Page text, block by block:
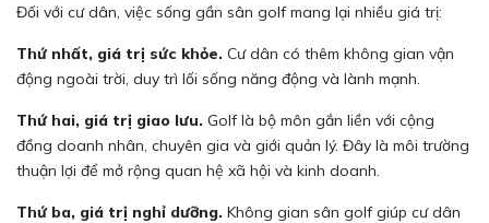
Đối với cư dân, việc sống gần sân golf mang lại nhiều giá trị:
Thứ nhất, giá trị sức khỏe. Cư dân có thêm không gian vận
động ngoài trời, duy trì lối sống năng động và lành mạnh.
Thứ hai, giá trị giao lưu. Golf là bộ môn gắn liền với cộng
đồng doanh nhân, chuyên gia và giới quản lý. Đây là môi trường
thuận lợi để mở rộng quan hệ xã hội và kinh doanh.
Thứ ba, giá trị nghỉ dưỡng. Không gian sân golf giúp cư dân